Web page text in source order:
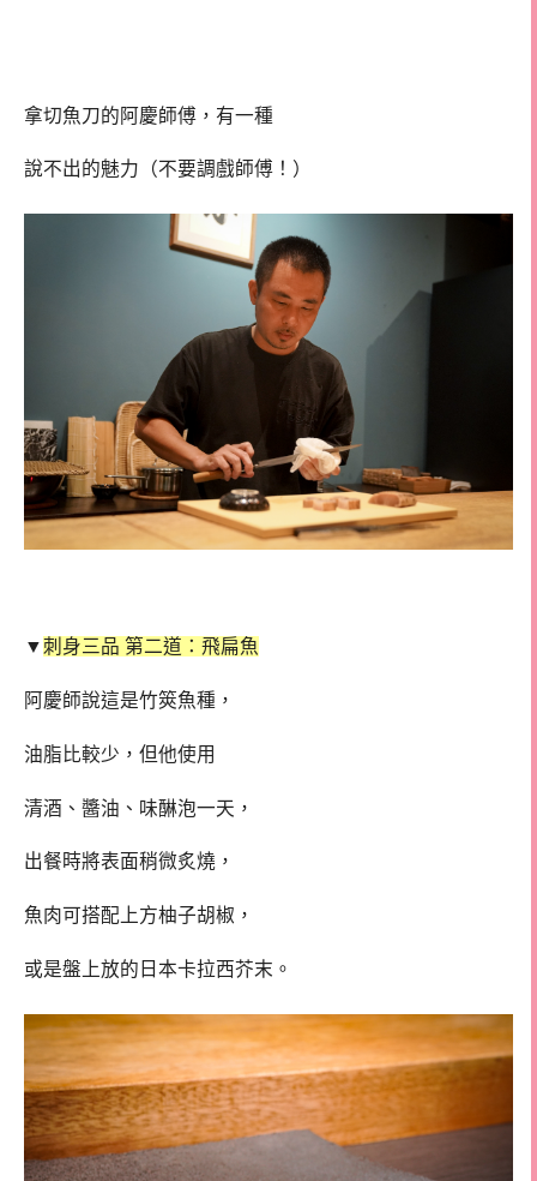
拿切魚刀的阿慶師傅，有一種
說不出的魅力（不要調戲師傅！）
▼刺身三品 第二道：飛扁魚
阿慶師說這是竹筴魚種，
油脂比較少，但他使用
清酒、醬油、味醂泡一天，
出餐時將表面稍微炙燒，
魚肉可搭配上方柚子胡椒，
或是盤上放的日本卡拉西芥末。